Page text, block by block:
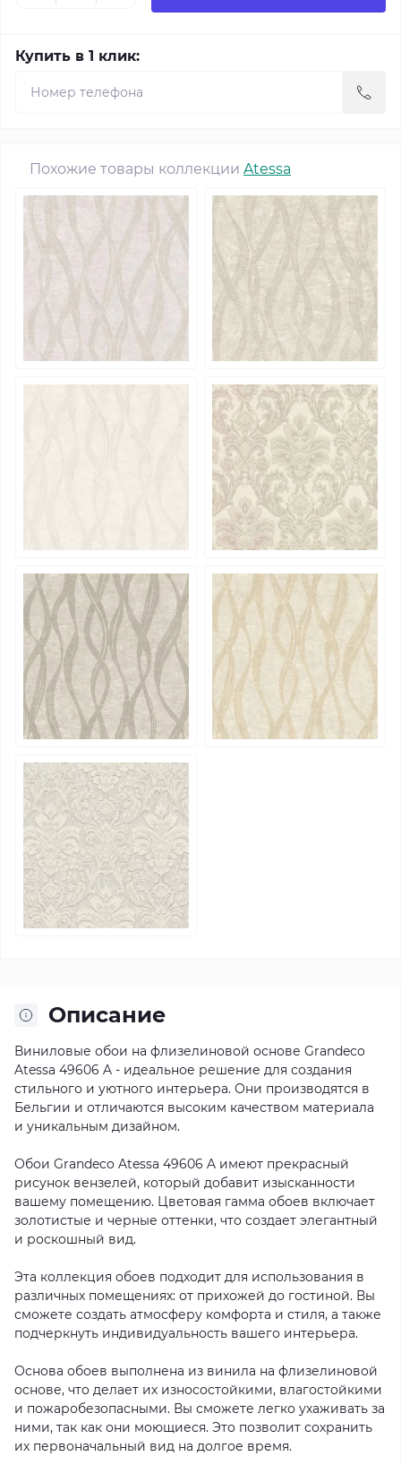
Купить в 1 клик:
Похожие товары коллекции Atessa
Описание
Виниловые обои на флизелиновой основе Grandeco
Atessa 49606 A - идеальное решение для создания
стильного и уютного интерьера. Они производятся в
Бельгии и отличаются высоким качеством материала
и уникальным дизайном.
Обои Grandeco Atessa 49606 A имеют прекрасный
рисунок вензелей, который добавит изысканности
вашему помещению. Цветовая гамма обоев включает
золотистые и черные оттенки, что создает элегантный
и роскошный вид.
Эта коллекция обоев подходит для использования в
различных помещениях: от прихожей до гостиной. Вы
сможете создать атмосферу комфорта и стиля, а также
подчеркнуть индивидуальность вашего интерьера.
Основа обоев выполнена из винила на флизелиновой
основе, что делает их износостойкими, влагостойкими
и пожаробезопасными. Вы сможете легко ухаживать за
ними, так как они моющиеся. Это позволит сохранить
их первоначальный вид на долгое время.